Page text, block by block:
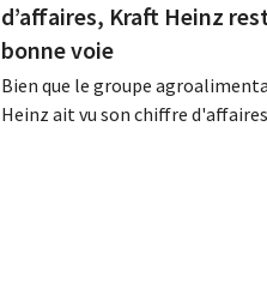
d’affaires, Kraft Heinz
bonne voie
Bien que le groupe
Heinz ait vu son chiffre